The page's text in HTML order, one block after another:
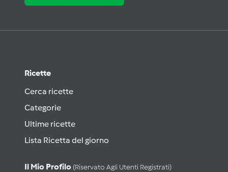
Ricette
Cerca ricette
Categorie
Ultime ricette
Lista Ricetta del giorno
Il Mio Profilo (riservato Agli Utenti Registrati)